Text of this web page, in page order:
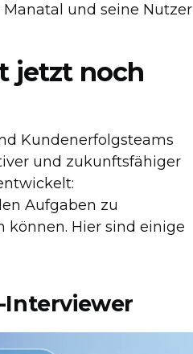
und seine Nutzer
jetzt noch
Kundenerfolgsteams
und zukunftsfähiger
Aufgaben zu
können. Hier sind einige
Interviewer